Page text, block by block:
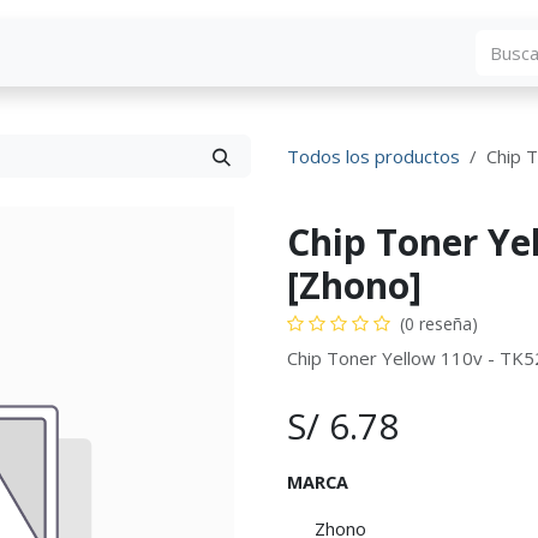
Todos los productos Chip
Chip Toner
[Zhono]
(0 reseña)
Chip Toner Yellow 110v -
S/ 6.78
MARCA
Zhono